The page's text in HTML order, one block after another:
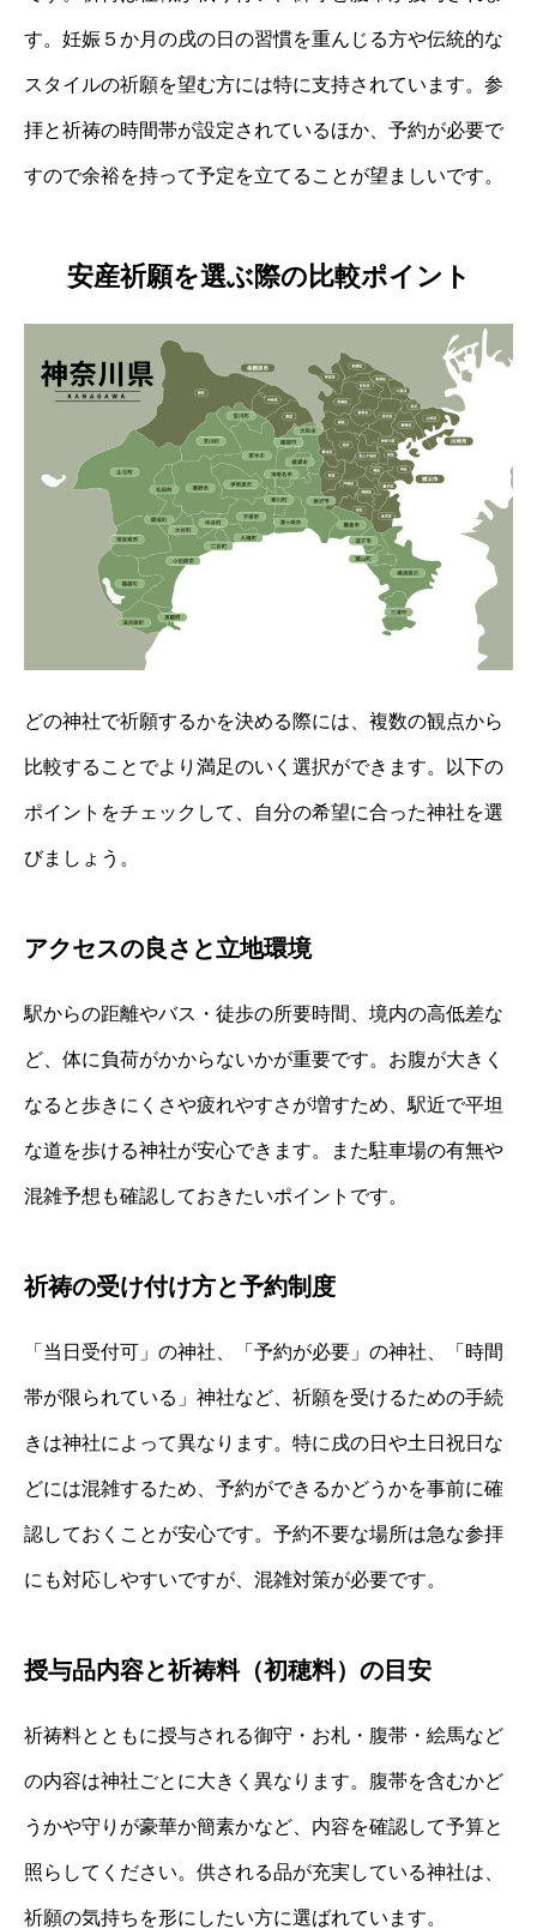
す。妊娠５か月の戌の日の習慣を重んじる方や伝統的な
スタイルの祈願を望む方には特に支持されています。参
拝と祈祷の時間帯が設定されているほか、予約が必要で
すので余裕を持って予定を立てることが望ましいです。
安産祈願を選ぶ際の比較ポイント
どの神社で祈願するかを決める際には、複数の観点から
比較することでより満足のいく選択ができます。以下の
ポイントをチェックして、自分の希望に合った神社を選
びましょう。
アクセスの良さと立地環境
駅からの距離やバス・徒歩の所要時間、境内の高低差な
ど、体に負荷がかからないかが重要です。お腹が大きく
なると歩きにくさや疲れやすさが増すため、駅近で平坦
な道を歩ける神社が安心できます。また駐車場の有無や
混雑予想も確認しておきたいポイントです。
祈祷の受け付け方と予約制度
「当日受付可」の神社、「予約が必要」の神社、「時間
帯が限られている」神社など、祈願を受けるための手続
きは神社によって異なります。特に戌の日や土日祝日な
どには混雑するため、予約ができるかどうかを事前に確
認しておくことが安心です。予約不要な場所は急な参拝
にも対応しやすいですが、混雑対策が必要です。
授与品内容と祈祷料（初穂料）の目安
祈祷料とともに授与される御守・お札・腹帯・絵馬など
の内容は神社ごとに大きく異なります。腹帯を含むかど
うかや守りが豪華か簡素かなど、内容を確認して予算と
照らしてください。供される品が充実している神社は、
祈願の気持ちを形にしたい方に選ばれています。